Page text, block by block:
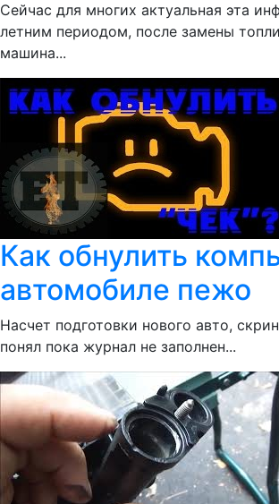
Сейчас для многих актуальная эта
летним периодом, после замены
машина...
Как обнулить
автомобиле пежо
Насчет подготовки нового авто,
понял пока журнал не заполнен...